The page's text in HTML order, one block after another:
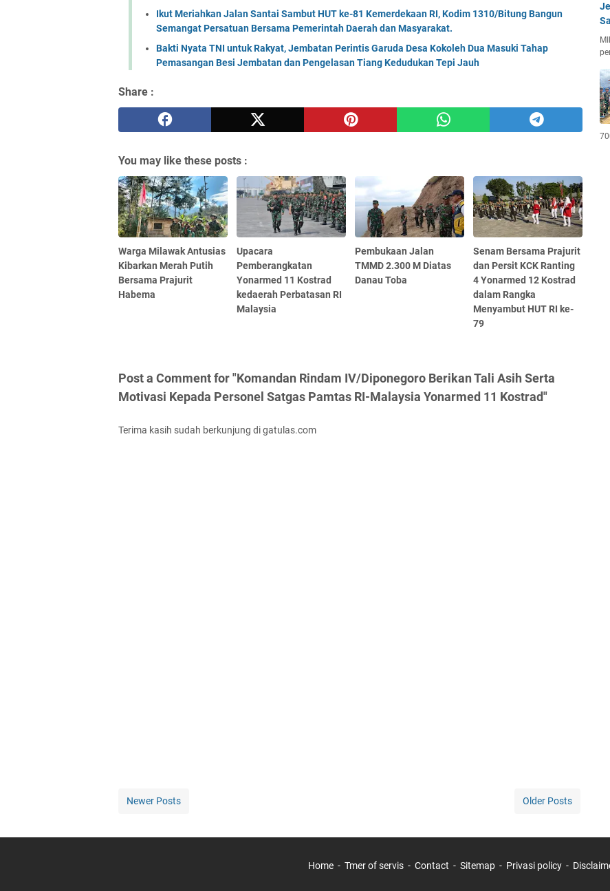
Ikut Meriahkan Jalan Santai Sambut HUT ke-81 Kemerdekaan RI, Kodim 1310/Bitung Bangun
Semangat Persatuan Bersama Pemerintah Daerah dan Masyarakat.
Bakti Nyata TNI untuk Rakyat, Jembatan Perintis Garuda Desa Kokoleh Dua Masuki Tahap
Pemasangan Besi Jembatan dan Pengelasan Tiang Kedudukan Tepi Jauh
Share :
You may like these posts :
Warga Milawak Antusias
Kibarkan Merah Putih
Bersama Prajurit
Habema
Upacara
Pemberangkatan
Yonarmed 11 Kostrad
kedaerah Perbatasan RI
Malaysia
Pembukaan Jalan
TMMD 2.300 M Diatas
Danau Toba
Senam Bersama Prajurit
dan Persit KCK Ranting
4 Yonarmed 12 Kostrad
dalam Rangka
Menyambut HUT RI ke-
79
Post a Comment for "Komandan Rindam IV/Diponegoro Berikan Tali Asih Serta
Motivasi Kepada Personel Satgas Pamtas RI-Malaysia Yonarmed 11 Kostrad"
Terima kasih sudah berkunjung di gatulas.com
Newer Posts Older Posts
Home Tmer of servis Contact Sitemap Privasi policy